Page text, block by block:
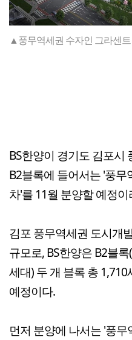
▲풍무역세권 수자인 그라센
BS한양이 경기도 김포시
B2블록에 들어서는 '풍무
차'를 11월 분양할 예정
김포 풍무역세권 도시개
규모로, BS한양은 B2블
세대) 두 개 블록 총
예정이다.
먼저 분양에 나서는 '풍